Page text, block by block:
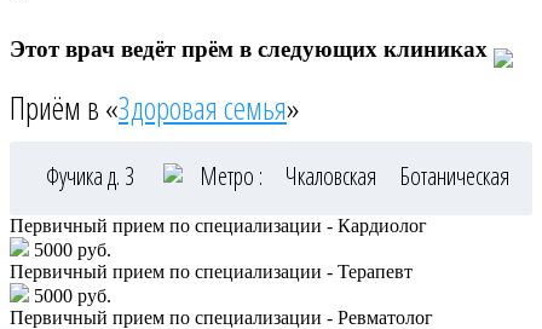
Этот врач ведёт прём в следующих клиниках
Приём в «Здоровая семья»
Фучика д. 3 Метро : Чкаловская Ботаническая
Первичный прием по специализации - Кардиолог
5000 руб.
Первичный прием по специализации - Терапевт
5000 руб.
Первичный прием по специализации - Ревматолог